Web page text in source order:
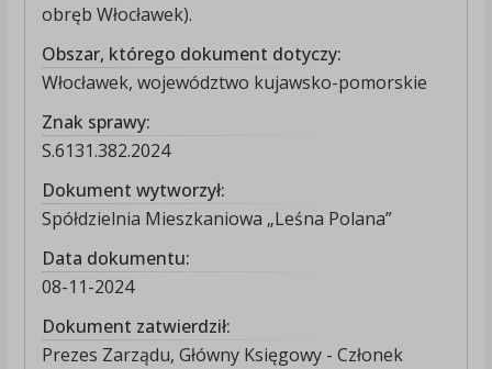
obręb Włocławek).
Obszar, którego dokument dotyczy:
Włocławek, województwo kujawsko-pomorskie
Znak sprawy:
S.6131.382.2024
Dokument wytworzył:
Spółdzielnia Mieszkaniowa „Leśna Polana”
Data dokumentu:
08-11-2024
Dokument zatwierdził:
Prezes Zarządu, Główny Księgowy - Członek